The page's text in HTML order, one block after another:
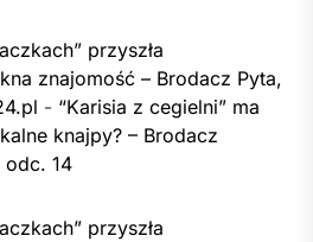
przyszła
znajomość – Brodacz Pyta,
- “Karisia z cegielni” ma
knajpy? – Brodacz
odc. 14
przyszła